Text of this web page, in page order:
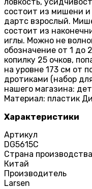
состоит из мишени и
дартс взрослый.
состоит из
иглы. Можно не
обозначение от 1 до
копилку 25 очков,
на уровне 173 см от
дротиками (набор
нашего магазина:
Материал: пластик
Характеристики
Артикул
DG5615C
Страна производства
Китай
Производитель
Larsen